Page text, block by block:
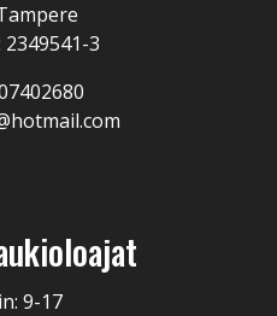
3
9-17